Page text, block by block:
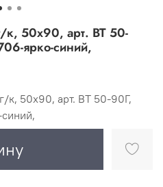
к, 50х90, арт. ВТ 50-90Г,
к, 50х90, арт. ВТ 50-
ярко-синий,